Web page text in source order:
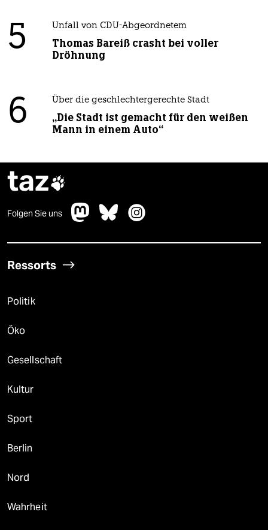
5 Unfall von CDU-Abgeordnetem
Thomas Bareiß crasht bei voller
Dröhnung
6 Über die geschlechtergerechte Stadt
„Die Stadt ist gemacht für den weißen
Mann in einem Auto“
taz
Folgen Sie uns
Ressorts
Politik
Öko
Gesellschaft
Kultur
Sport
Berlin
Nord
Wahrheit